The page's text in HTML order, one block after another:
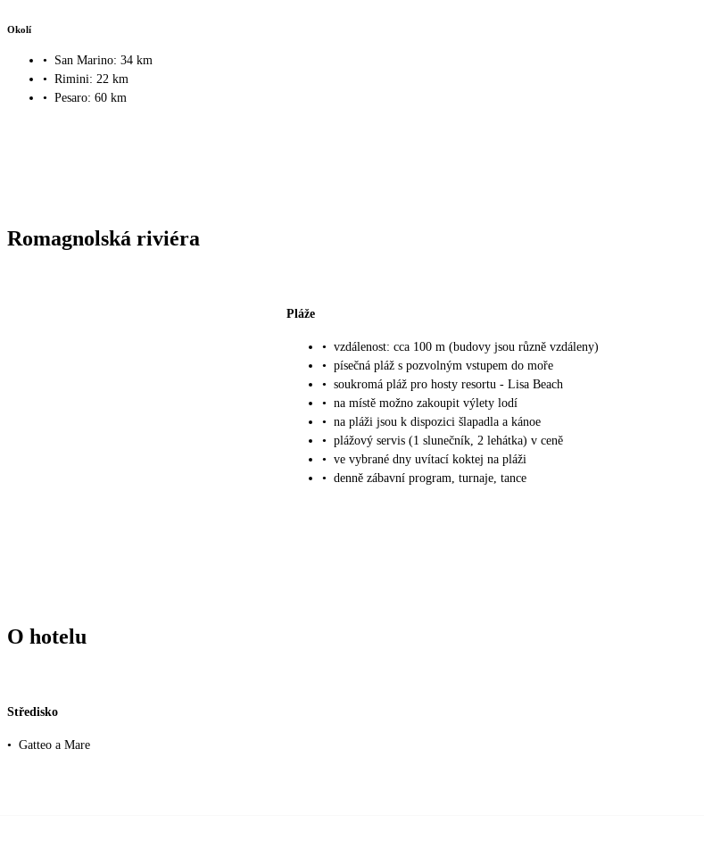
Okolí
•
San Marino: 34 km
• Rimini: 22 km
• Pesaro: 60 km
Romagnolská riviéra
Pláže
• vzdálenost: cca 100 m (budovy jsou různě vzdáleny)
• písečná pláž s pozvolným vstupem do moře
• soukromá pláž pro hosty resortu - Lisa Beach
• na místě možno zakoupit výlety lodí
• na pláži jsou k dispozici šlapadla a kánoe
• plážový servis (1 slunečník, 2 lehátka) v ceně
• ve vybrané dny uvítací koktej na pláži
• denně zábavní program, turnaje, tance
O hotelu
Středisko
• Gatteo a Mare